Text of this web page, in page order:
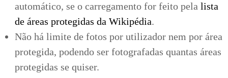
automático, se o carregamento for feito pela lista
de áreas protegidas da Wikipédia.
Não há limite de fotos por utilizador nem por área
protegida, podendo ser fotografadas quantas áreas
protegidas se quiser.